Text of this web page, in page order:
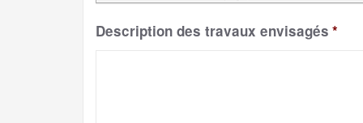
Description des travaux envisagés *